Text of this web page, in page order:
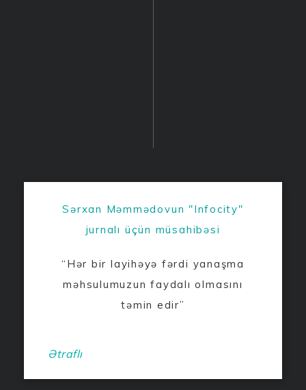
Sərxan Məmmədovun "Infocity"
jurnalı üçün müsahibəsi
“Hər bir layihəyə fərdi yanaşma
məhsulumuzun faydalı olmasını
təmin edir”
Ətraflı